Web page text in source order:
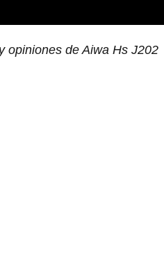
opiniones de Aiwa Hs J202